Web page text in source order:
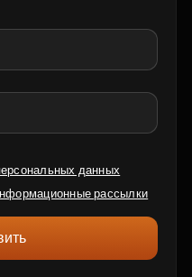
данных
рассылки